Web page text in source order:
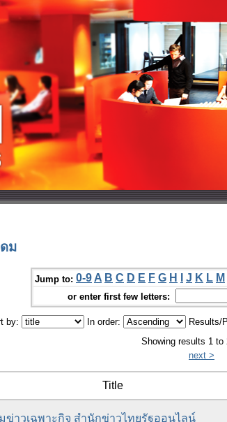
ม
Jump to: 0-9 A B C D E F G H J K L M
or enter first few letters:
by: In order: Results/
Showing results 1 to
next >
Title
าวเฉพาะกิจ สำนักข่าวไทยรัฐออนไลน์